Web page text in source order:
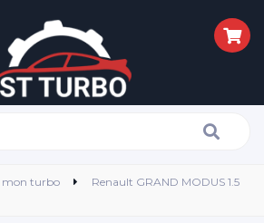
mon turbo
Renault GRAND MODUS 1.5